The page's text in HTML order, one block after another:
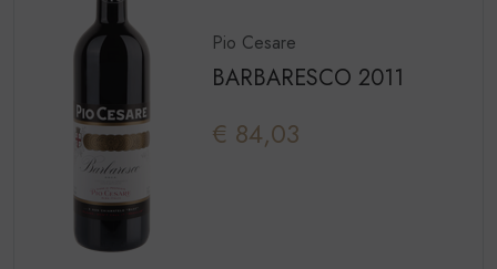
Pio Cesare
BARBARESCO 2011
€ 84,03